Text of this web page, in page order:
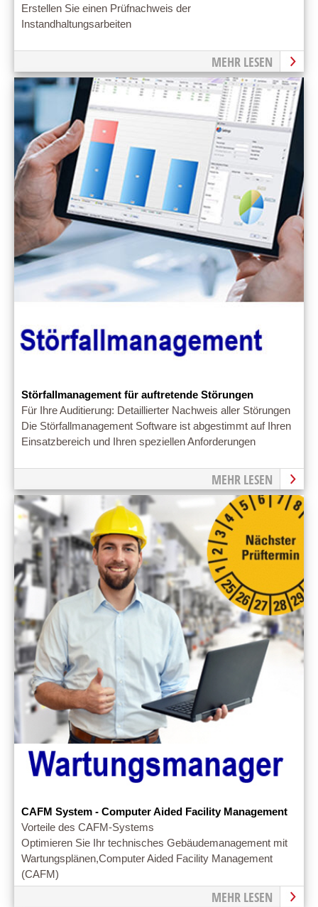
Erstellen Sie einen Prüfnachweis der
Instandhaltungsarbeiten
MEHR LESEN
Störfallmanagement für auftretende Störungen
Für Ihre Auditierung: Detaillierter Nachweis aller Störungen
Die Störfallmanagement Software ist abgestimmt auf Ihren
Einsatzbereich und Ihren speziellen Anforderungen
MEHR LESEN
CAFM System - Computer Aided Facility Management
Vorteile des CAFM-Systems
Optimieren Sie Ihr technisches Gebäudemanagement mit
Wartungsplänen,Computer Aided Facility Management
(CAFM)
MEHR LESEN